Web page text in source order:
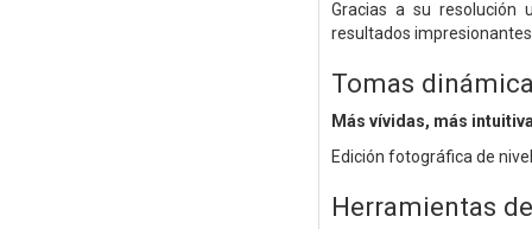
Gracias a su resolución
resultados
Tomas
Más vívidas, más
Edición fotográfica de
Herramientas